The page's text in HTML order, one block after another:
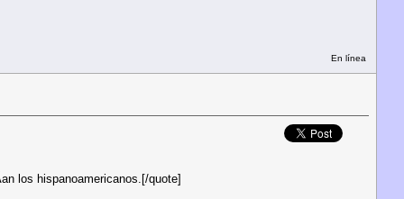
En línea
los hispanoamericanos.[/quote]